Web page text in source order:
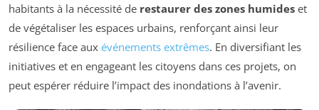
habitants à la nécessité de restaurer des zones humides et
de végétaliser les espaces urbains, renforçant ainsi leur
résilience face aux événements extrêmes. En diversifiant les
initiatives et en engageant les citoyens dans ces projets, on
peut espérer réduire l’impact des inondations à l’avenir.